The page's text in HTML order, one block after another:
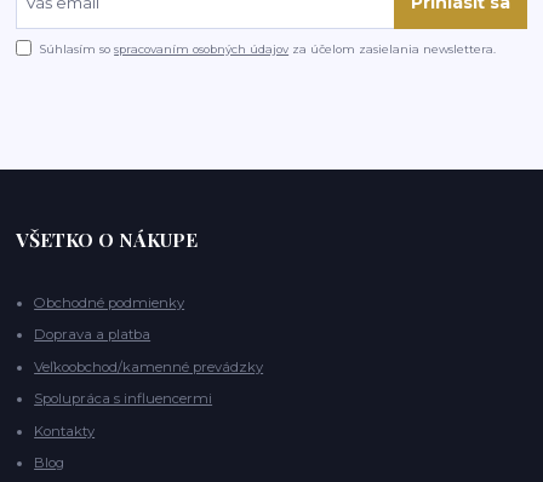
Súhlasím sospracovaním osobných údajov za účelom zasielania newslettera.
VŠETKO O NÁKUPE
Obchodné podmienky
Doprava a platba
Veľkoobchod/kamenné prevádzky
Spolupráca s influencermi
Kontakty
Blog